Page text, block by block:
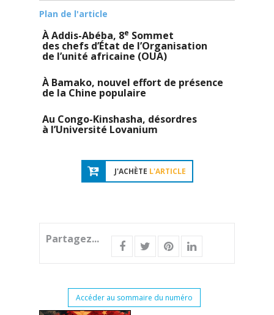
Plan de l'article
À Addis-Abéba, 8e Sommet
des chefs d’État de l’Organisation
de l’unité africaine (OUA)
À Bamako, nouvel effort de présence
de la Chine populaire
Au Congo-Kinshasha, désordres
à l’Université Lovanium
J'ACHÈTE L'ARTICLE
Partagez...
Accéder au sommaire du numéro